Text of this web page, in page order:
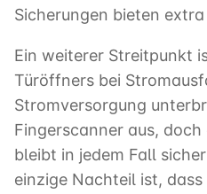
Sicherungen bieten
Ein weiterer Streitpunkt
Türöffners bei
Stromversorgung
Fingerscanner aus,
bleibt in jedem Fall
einzige Nachteil ist, dass